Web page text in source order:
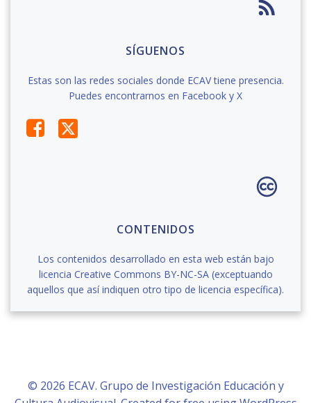
SÍGUENOS
Estas son las redes sociales donde ECAV tiene presencia.
Puedes encontrarnos en Facebook y X
CONTENIDOS
Los contenidos desarrollado en esta web están bajo
licencia Creative Commons BY-NC-SA (exceptuando
aquellos que así indiquen otro tipo de licencia específica).
© 2026 ECAV. Grupo de Investigación Educación y